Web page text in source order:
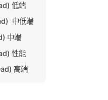
低端
中低端
中端
性能
高端